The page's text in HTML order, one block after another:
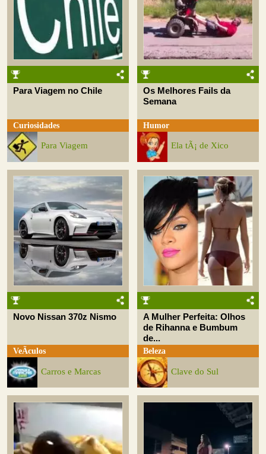
Para Viagem no Chile
Curiosidades
Para Viagem
Os Melhores Fails da
Semana
Humor
Ela tÃ¡ de Xico
Novo Nissan 370z Nismo
VeÃ­culos
Carros e Marcas
A Mulher Perfeita: Olhos
de Rihanna e Bumbum
de...
Beleza
Clave do Sul